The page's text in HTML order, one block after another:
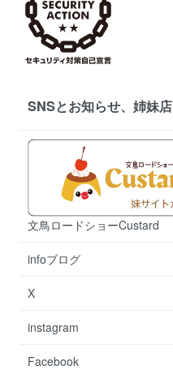
SNSとお知らせ、姉妹店
文鳥ロードショーCustard
infoブログ
X
instagram
Facebook